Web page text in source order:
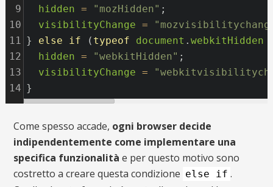
9
hidden = "mozHidden" ;
10
visibilityChange =
11 } else if ( typeof document . webkitHidden
12
hidden = "webkitHidden" ;
13
visibilityChange =
14 }
Come spesso accade, ogni browser decide
indipendentemente come implementare una
specifica funzionalità e per questo motivo sono
costretto a creare questa condizione else if .